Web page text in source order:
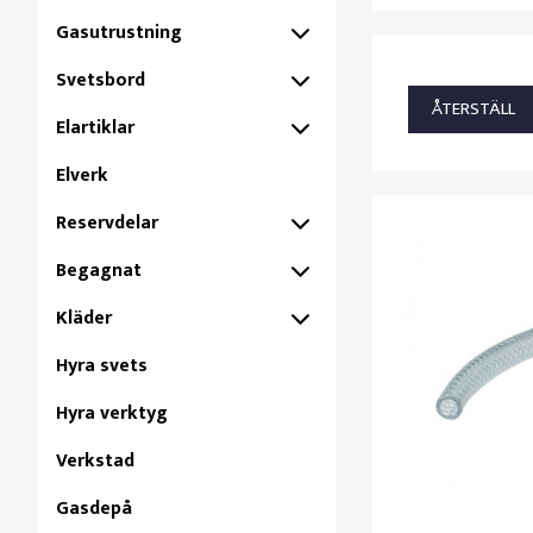
Gasutrustning
Svetsbord
Elartiklar
Elverk
Reservdelar
Begagnat
Kläder
Hyra svets
Hyra verktyg
Verkstad
Gasdepå